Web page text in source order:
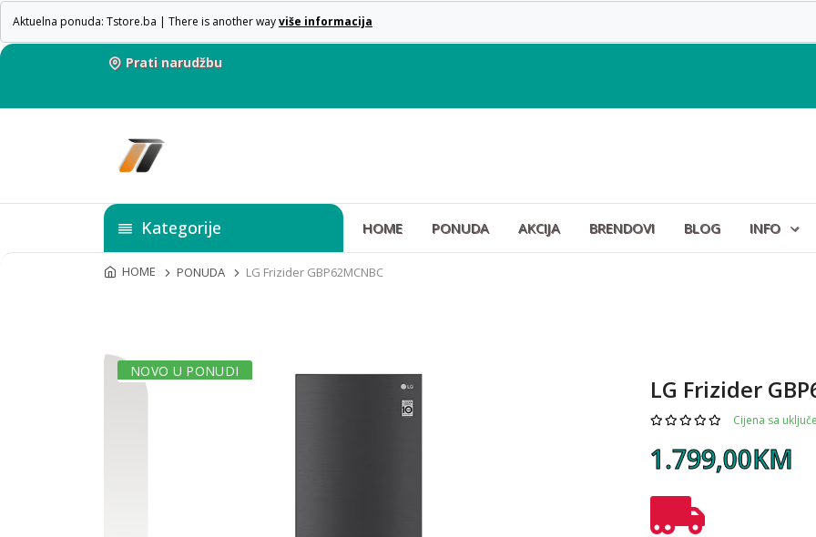
Aktuelna ponuda: Tstore.ba | There is another wayviše informacija
Prati narudžbu
Kategorije HOME PONUDA AKCIJA BRENDOVI BLOG INFO
HOME PONUDA LG Frizider GBP62MCNBC
NOVO U PONUDI
LG Frizider
Cijena sa
1.799,00KM